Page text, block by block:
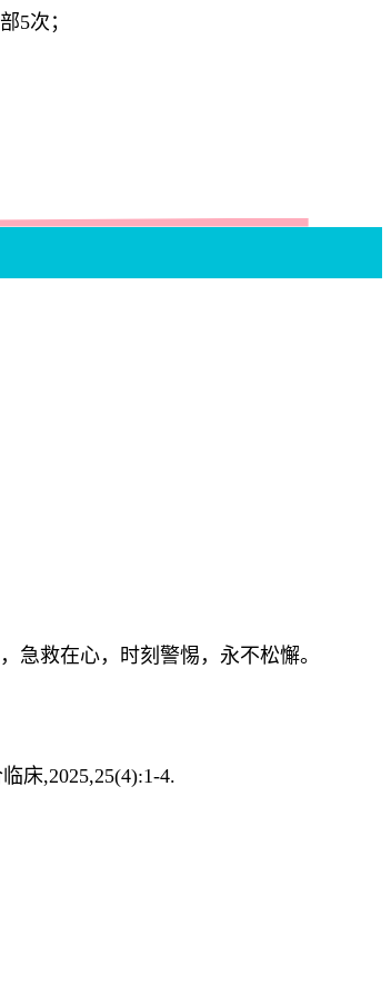
5次；
救在心，时刻警惕，永不松懈。
床,2025,25(4):1-4.